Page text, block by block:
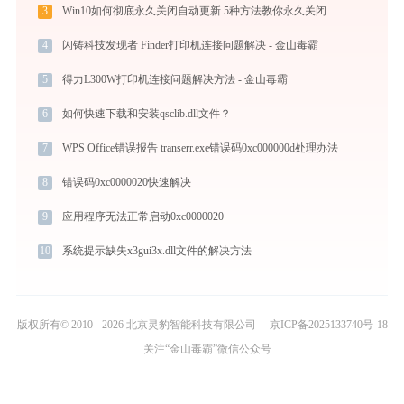
3 Win10如何彻底永久关闭自动更新 5种方法教你永久关闭win10自动更新
4 闪铸科技发现者 Finder打印机连接问题解决 - 金山毒霸
5 得力L300W打印机连接问题解决方法 - 金山毒霸
6 如何快速下载和安装qsclib.dll文件？
7 WPS Office错误报告 transerr.exe错误码0xc000000d处理办法
8 错误码0xc0000020快速解决
9 应用程序无法正常启动0xc0000020
10 系统提示缺失x3gui3x.dll文件的解决方法
版权所有© 2010 - 2026 北京灵豹智能科技有限公司
京ICP备2025133740号-18
关注“金山毒霸”微信公众号